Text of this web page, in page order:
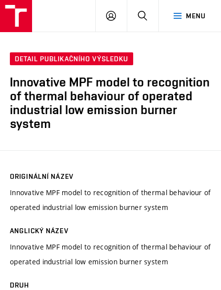
MENU
PŘIHLÁSIT
DETAIL PUBLIKAČNÍHO VÝSLEDKU
Innovative MPF model to recognition
of thermal behaviour of operated
industrial low emission burner
system
ORIGINÁLNÍ NÁZEV
Innovative MPF model to recognition of thermal behaviour of
operated industrial low emission burner system
ANGLICKÝ NÁZEV
Innovative MPF model to recognition of thermal behaviour of
operated industrial low emission burner system
DRUH